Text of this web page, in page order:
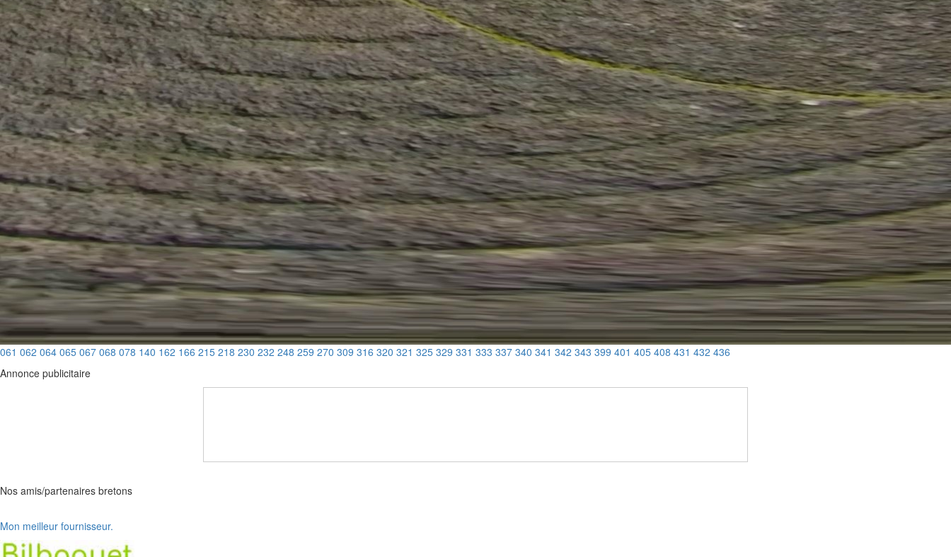
061 062 064 065 067 068 078 140 162 166 215 218 230 232 248 259 270 309 316 320 321 325 329 331 333 337 340 341 342 343 399 401 405 408 431 432 436
Annonce publicitaire
Nos amis/partenaires bretons
Mon meilleur fournisseur.